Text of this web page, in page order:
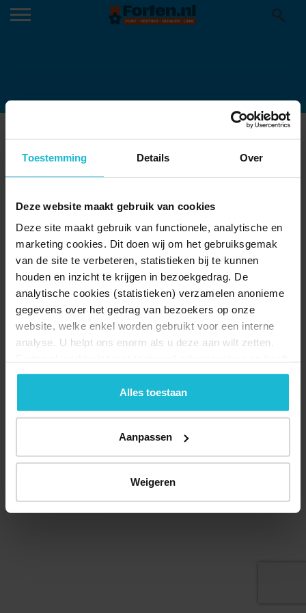
Toestemming Details Over
Deze website maakt gebruik van cookies
Deze site maakt gebruik van functionele, analytische en
marketing cookies. Dit doen wij om het gebruiksgemak
van de site te verbeteren, statistieken bij te kunnen
houden en inzicht te krijgen in bezoekgedrag. De
analytische cookies (statistieken) verzamelen anonieme
gegevens over het gedrag van bezoekers op onze
website, welke enkel worden gebruikt voor een interne
analyse. U helpt ons enorm als u deze aan wilt zetten.
geen commerciële doelstelling. U kunt deze cookies via
de knoppen accepteren, beheren of weigeren.
Alles toestaan
Aanpassen
Weigeren
© 2026 Stichting Forten Nederland
Over ons
Doneer nu Disclaimer
Contact
Forten.nl wordt ondersteund door de